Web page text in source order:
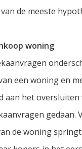
de meeste
woning
een woning en
het
gedaan.
de woning